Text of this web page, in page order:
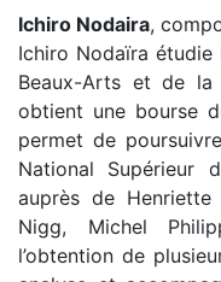
Ichiro Nodaira,
Ichiro Nodaïra étudie
Beaux-Arts et de la
obtient une bourse
permet de
National Supérieur
auprès de Henriette
Nigg, Michel
l’obtention de